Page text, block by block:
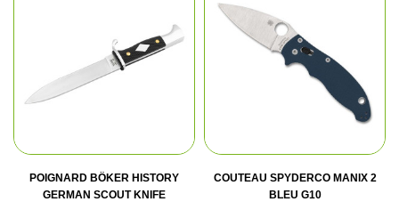
POIGNARD BÖKER HISTORY
GERMAN SCOUT KNIFE
COUTEAU SPYDERCO MANIX 2
BLEU G10